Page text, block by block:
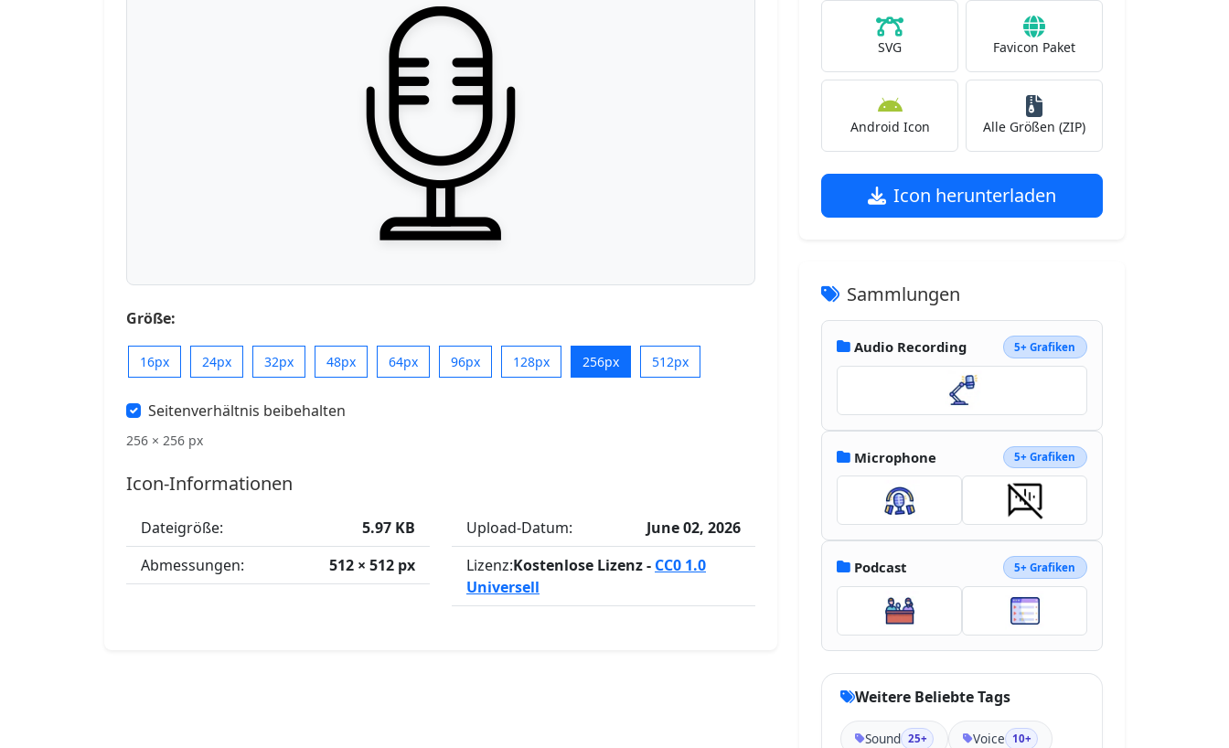
Größe:
16px 24px 32px 48px 64px 96px 128px 256px 512px
Seitenverhältnis beibehalten
256 × 256 px
Icon-Informationen
Dateigröße:
5.97 KB
Abmessungen:
512 × 512 px
Upload-Datum:
June 02, 2026
Lizenz:Kostenlose Lizenz - CC0 1.0
Universell
SVG Favicon Paket
Android Icon Alle Größen (ZIP)
Icon herunterladen
Sammlungen
Audio Recording 5+ Grafiken
Microphone 5+ Grafiken
Podcast 5+ Grafiken
Weitere Beliebte Tags
Sound 25+ Voice 10+